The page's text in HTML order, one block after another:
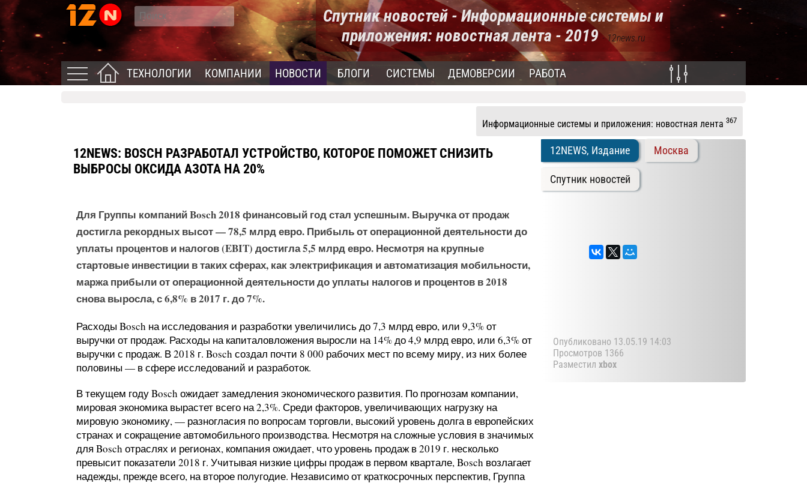
Спутник новостей - Информационные системы и
приложения: новостная лента - 2019- 12news.ru
ТЕХНОЛОГИИ КОМПАНИИ НОВОСТИ БЛОГИ СИСТЕМЫ ДЕМОВЕРСИИ РАБОТА
Информационные системы и приложения: новостная лента 367
12NEWS: BOSCH РАЗРАБОТАЛ УСТРОЙСТВО, КОТОРОЕ ПОМОЖЕТ СНИЗИТЬ
ВЫБРОСЫ ОКСИДА АЗОТА НА 20%
Для Группы компаний Bosch 2018 финансовый год стал успешным. Выручка от продаж
достигла рекордных высот — 78,5 млрд евро. Прибыль от операционной деятельности до
уплаты процентов и налогов (EBIT) достигла 5,5 млрд евро. Несмотря на крупные
стартовые инвестиции в таких сферах, как электрификация и автоматизация мобильности,
маржа прибыли от операционной деятельности до уплаты налогов и процентов в 2018
снова выросла, с 6,8% в 2017 г. до 7%.
Расходы Bosch на исследования и разработки увеличились до 7,3 млрд евро, или 9,3% от
выручки от продаж. Расходы на капиталовложения выросли на 14% до 4,9 млрд евро, или 6,3% от
выручки с продаж. В 2018 г. Bosch создал почти 8 000 рабочих мест по всему миру, из них более
половины — в сфере исследований и разработок.
В текущем году Bosch ожидает замедления экономического развития. По прогнозам компании,
мировая экономика вырастет всего на 2,3%. Среди факторов, увеличивающих нагрузку на
мировую экономику, — разногласия по вопросам торговли, высокий уровень долга в европейских
странах и сокращение автомобильного производства. Несмотря на сложные условия в значимых
для Bosch отраслях и регионах, компания ожидает, что уровень продаж в 2019 г. несколько
превысит показатели 2018 г. Учитывая низкие цифры продаж в первом квартале, Bosch возлагает
надежды, прежде всего, на второе полугодие. Независимо от краткосрочных перспектив, Группа
12NEWS, Издание Москва
Спутник новостей
Опубликовано 13.05.19 14:03
Просмотров 1366
Разместил xbox